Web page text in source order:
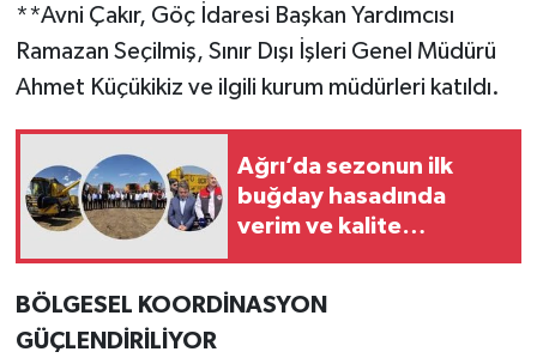
**Avni Çakır, Göç İdaresi Başkan Yardımcısı
Ramazan Seçilmiş, Sınır Dışı İşleri Genel Müdürü
Ahmet Küçükikiz ve ilgili kurum müdürleri katıldı.
Ağrı’da sezonun ilk
buğday hasadında
verim ve kalite
BÖLGESEL KOORDİNASYON
GÜÇLENDİRİLİYOR